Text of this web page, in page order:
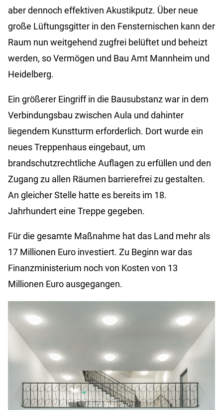
aber dennoch effektiven Akustikputz. Über neue
große Lüftungsgitter in den Fensternischen kann der
Raum nun weitgehend zugfrei belüftet und beheizt
werden, so Vermögen und Bau Amt Mannheim und
Heidelberg.
Ein größerer Eingriff in die Bausubstanz war in dem
Verbindungsbau zwischen Aula und dahinter
liegendem Kunstturm erforderlich. Dort wurde ein
neues Treppenhaus eingebaut, um
brandschutzrechtliche Auflagen zu erfüllen und den
Zugang zu allen Räumen barrierefrei zu gestalten.
An gleicher Stelle hatte es bereits im 18.
Jahrhundert eine Treppe gegeben.
Für die gesamte Maßnahme hat das Land mehr als
17 Millionen Euro investiert. Zu Beginn war das
Finanzministerium noch von Kosten von 13
Millionen Euro ausgegangen.